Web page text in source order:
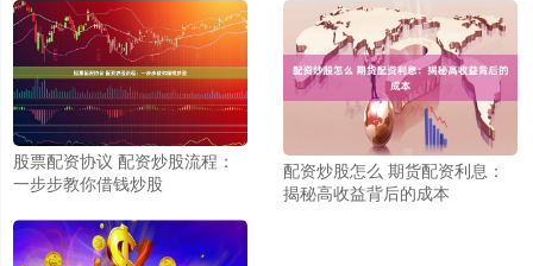
股票配资协议 配资炒股流程：
一步步教你借钱炒股
配资炒股怎么 期货配资利息：
揭秘高收益背后的成本